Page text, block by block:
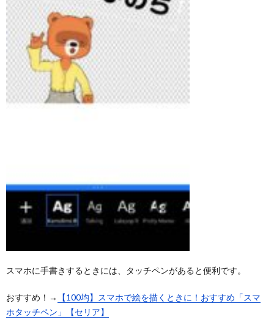
スマホに手書きするときには、タッチペンがあると便利です。
おすすめ！→
【100均】スマホで絵を描くときに！おすすめ「スマ
ホタッチペン」【セリア】